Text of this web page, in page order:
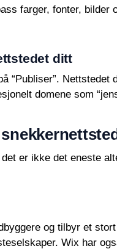
farger, fonter,
ditt
“Publiser”.
domene som
er ikke det eneste
og tilbyr et
Wix har